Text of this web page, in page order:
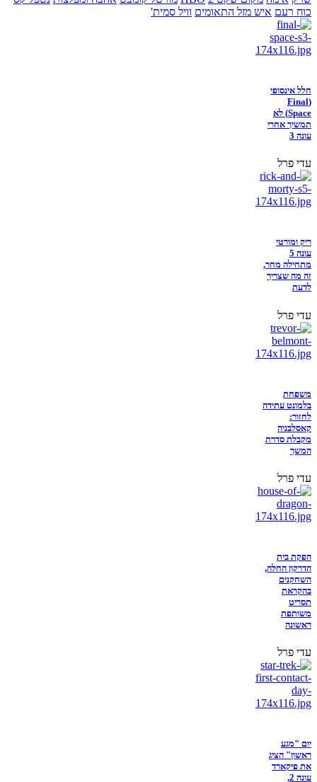
כוח רעם איש מזל התאומים וויל סמית'
חלל אינסופי
(Final
Space) לא
תמשיך אחרי
עונה 3
עדי פרל
ריק ומורטי
עונה 5
מתחילה מחר,
זה מה שצריך
לדעת
עדי פרל
משפחת
בלמונט עתידה
לחזור:
קאסלבניה
מקבלת סדרת
המשך
עדי פרל
הפקת בית
הדרקון החלה,
השחקנים
בהקראת
תסריט
משותפת
ראשונה
עדי פרל
יום "מגע
ראשון" הציג
את פיקארד
עונה 2,